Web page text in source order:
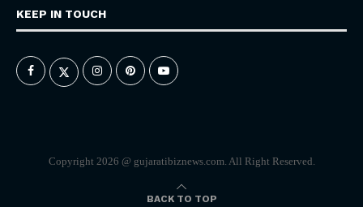
KEEP IN TOUCH
Copyright 2026 @ gujaratibiznews.com. All Right Reserved.
BACK TO TOP